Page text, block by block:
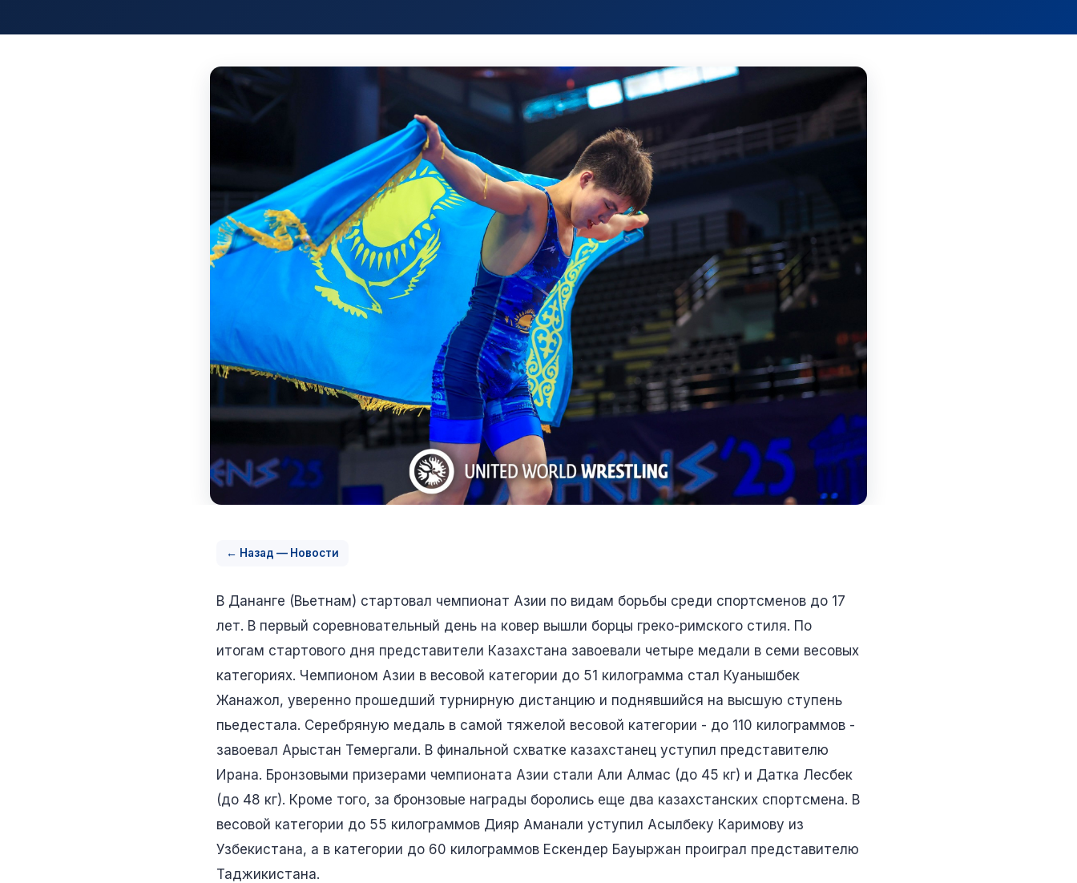
← Назад — Новости
В Дананге (Вьетнам) стартовал чемпионат Азии по видам борьбы среди спортсменов до 17
лет. В первый соревновательный день на ковер вышли борцы греко-римского стиля. По
итогам стартового дня представители Казахстана завоевали четыре медали в семи весовых
категориях. Чемпионом Азии в весовой категории до 51 килограмма стал Куанышбек
Жанажол, уверенно прошедший турнирную дистанцию и поднявшийся на высшую ступень
пьедестала. Серебряную медаль в самой тяжелой весовой категории - до 110 килограммов -
завоевал Арыстан Темергали. В финальной схватке казахстанец уступил представителю
Ирана. Бронзовыми призерами чемпионата Азии стали Али Алмас (до 45 кг) и Датка Лесбек
(до 48 кг). Кроме того, за бронзовые награды боролись еще два казахстанских спортсмена. В
весовой категории до 55 килограммов Дияр Аманали уступил Асылбеку Каримову из
Узбекистана, а в категории до 60 килограммов Ескендер Бауыржан проиграл представителю
Таджикистана.